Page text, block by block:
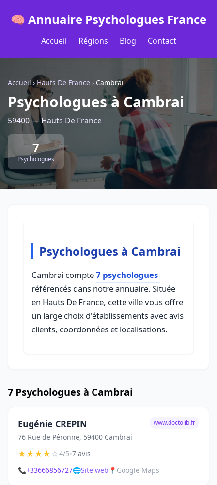
🧠 Annuaire Psychologues France
Accueil Régions Blog Contact
Accueil› Hauts De France › Cambrai
Psychologues à Cambrai
59400 — Hauts De France
7
Psychologues
Psychologues à Cambrai
Cambrai compte7 psychologues
référencés dans notre annuaire. Située
en Hauts De France, cette ville vous offre
un large choix d'établissements avec avis
clients, coordonnées et localisations.
7 Psychologues à Cambrai
Eugénie CREPIN
76 Rue de Péronne, 59400 Cambrai
www.doctolib.fr
★★★★☆4/5•7 avis
📞+33666856727🌐Site web 📍 Google Maps